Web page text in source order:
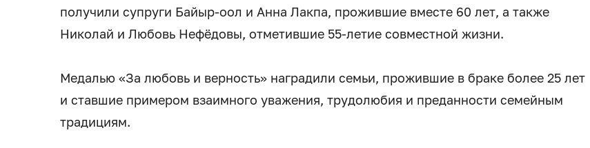
получили супруги Байыр-оол и Анна Лакпа, прожившие вместе 60 лет, а также
Николай и Любовь Нефёдовы, отметившие 55-летие совместной жизни.
Медалью «За любовь и верность» наградили семьи, прожившие в браке более 25 лет
и ставшие примером взаимного уважения, трудолюбия и преданности семейным
традициям.